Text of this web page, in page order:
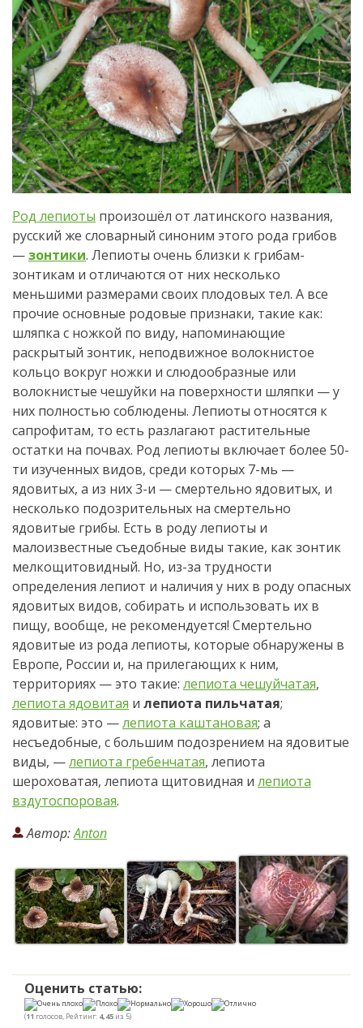
Род лепиоты произошёл от латинского названия,
русский же словарный синоним этого рода грибов
—зонтики. Лепиоты очень близки к грибам-
зонтикам и отличаются от них несколько
меньшими размерами своих плодовых тел. А все
прочие основные родовые признаки, такие как:
шляпка с ножкой по виду, напоминающие
раскрытый зонтик, неподвижное волокнистое
кольцо вокруг ножки и слюдообразные или
волокнистые чешуйки на поверхности шляпки — у
них полностью соблюдены. Лепиоты относятся к
сапрофитам, то есть разлагают растительные
остатки на почвах. Род лепиоты включает более 50-
ти изученных видов, среди которых 7-мь —
ядовитых, а из них 3-и — смертельно ядовитых, и
несколько подозрительных на смертельно
ядовитые грибы. Есть в роду лепиоты и
малоизвестные съедобные виды такие, как зонтик
мелкощитовидный. Но, из-за трудности
определения лепиот и наличия у них в роду опасных
ядовитых видов, собирать и использовать их в
пищу, вообще, не рекомендуется! Смертельно
ядовитые из рода лепиоты, которые обнаружены в
Европе, России и, на прилегающих к ним,
территориях — это такие: лепиота чешуйчатая,
лепиота ядовитая и лепиота пильчатая;
ядовитые: это —лепиота каштановая; а
несъедобные, с большим подозрением на ядовитые
виды, —лепиота гребенчатая, лепиота
шероховатая, лепиота щитовидная и лепиота
вздутоспоровая.
Автор:Anton
Оценить статью:
(11 голосов, Рейтинг: 4,45 из 5)